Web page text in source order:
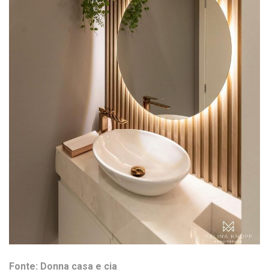
Fonte: Donna casa e cia